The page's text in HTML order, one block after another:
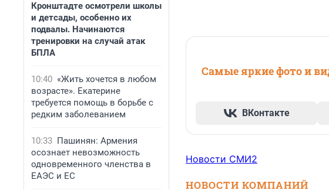
Кронштадте осмотрели школы
и детсады, особенно их
подвалы. Начинаются
тренировки на случай атак
БПЛА
10:40 «Жить хочется в любом
возрасте». Екатерине
требуется помощь в борьбе с
редким заболеванием
10:33 Пашинян: Армения
осознает невозможность
одновременного членства в
ЕАЭС и ЕС
Самые яркие фото и
ВКонтакте
Новости СМИ2
НОВОСТИ КОМПАНИЙ